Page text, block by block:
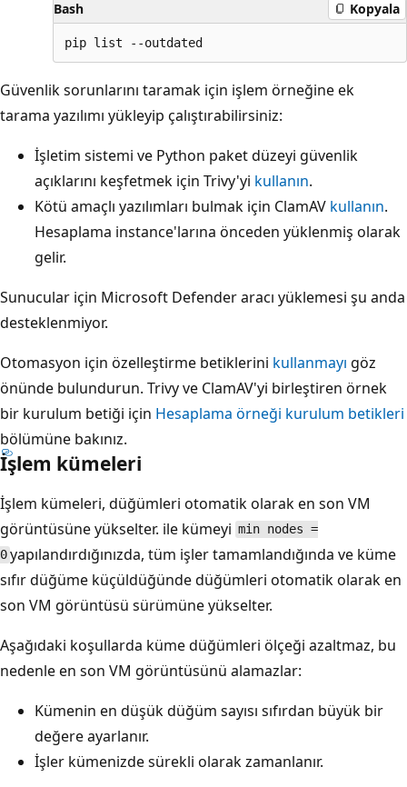
Bash Kopyala
Güvenlik sorunlarını taramak için işlem örneğine ek
tarama yazılımı yükleyip çalıştırabilirsiniz:
İşletim sistemi ve Python paket düzeyi güvenlik
açıklarını keşfetmek için Trivy'yi kullanın.
Kötü amaçlı yazılımları bulmak için ClamAV kullanın.
Hesaplama instance'larına önceden yüklenmiş olarak
gelir.
Sunucular için Microsoft Defender aracı yüklemesi şu anda
desteklenmiyor.
Otomasyon için özelleştirme betiklerini kullanmayı göz
önünde bulundurun. Trivy ve ClamAV'yi birleştiren örnek
bir kurulum betiği için Hesaplama örneği kurulum betikleri
bölümüne bakınız.
İşlem kümeleri
İşlem kümeleri, düğümleri otomatik olarak en son VM
görüntüsüne yükselter. ile kümeyi min nodes =
0yapılandırdığınızda, tüm işler tamamlandığında ve küme
sıfır düğüme küçüldüğünde düğümleri otomatik olarak en
son VM görüntüsü sürümüne yükselter.
Aşağıdaki koşullarda küme düğümleri ölçeği azaltmaz, bu
nedenle en son VM görüntüsünü alamazlar:
Kümenin en düşük düğüm sayısı sıfırdan büyük bir
değere ayarlanır.
İşler kümenizde sürekli olarak zamanlanır.